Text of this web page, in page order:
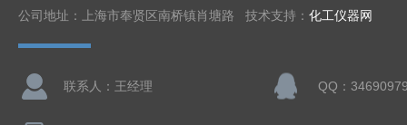
公司地址：上海市奉贤区南桥镇肖塘路 技术支持： 化工仪器网
联系人：王经理 QQ：